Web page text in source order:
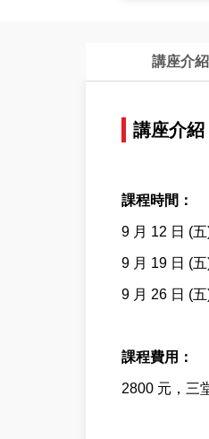
講座介紹
講座介紹
課程時間：
9 月 12 日 (
9 月 19 日 (
9 月 26 日 (
課程費用：
2800 元，三